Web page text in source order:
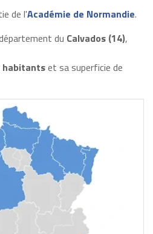
de l'Académie de Normandie.
du Calvados (14),
habitantset sa superficie de